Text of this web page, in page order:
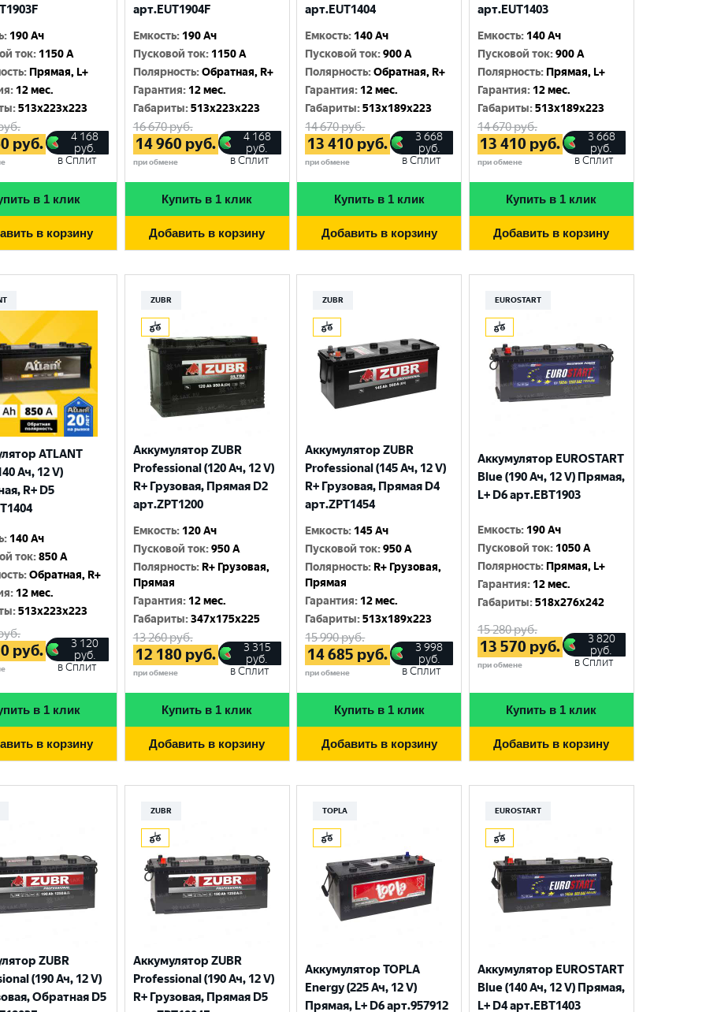
: 190 Ач
ток: 1150 A
: Прямая, L+
: 12 мес.
:513x223x223
руб.
4 168
руб.
в Сплит
в 1 клик
в корзину
арт.EUT1904F
Емкость: 190 Ач
Пусковой ток: 1150 A
Полярность:Обратная, R+
Гарантия: 12 мес.
Габариты:513x223x223
16 670руб.
14 960 руб.
при обмене
4 168
руб.
в Сплит
Купить в 1 клик
Добавить в корзину
арт.EUT1404
Емкость: 140 Ач
Пусковой ток:900 A
Полярность:Обратная, R+
Гарантия: 12 мес.
Габариты:513x189x223
14 670руб.
13 410 руб.
при обмене
3 668
руб.
в Сплит
Купить в 1 клик
Добавить в корзину
арт.EUT1403
Емкость: 140 Ач
Пусковой ток:900 A
Полярность: Прямая, L+
Гарантия: 12 мес.
Габариты:513x189x223
14 670руб.
13 410 руб.
при обмене
3 668
руб.
в Сплит
Купить в 1 клик
Добавить в корзину
ATLANT
Ач, 12 V)
R+ D5
: 140 Ач
ток:850 A
:Обратная, R+
: 12 мес.
:513x223x223
руб.
3 120
руб.
в Сплит
в 1 клик
в корзину
ZUBR
Аккумулятор ZUBR
Professional (120 Ач, 12 V)
R+ Грузовая, Прямая D2
арт.ZPT1200
Емкость: 120 Ач
Пусковой ток:950 A
Полярность: R+ Грузовая,
Прямая
Гарантия: 12 мес.
Габариты:347x175x225
13 260руб.
12 180 руб.
при обмене
3 315
руб.
в Сплит
Купить в 1 клик
Добавить в корзину
ZUBR
Аккумулятор ZUBR
Professional (145 Ач, 12 V)
R+ Грузовая, Прямая D4
арт.ZPT1454
Емкость: 145 Ач
Пусковой ток:950 A
Полярность: R+ Грузовая,
Прямая
Гарантия: 12 мес.
Габариты:513x189x223
15 990руб.
14 685 руб.
при обмене
3 998
руб.
в Сплит
Купить в 1 клик
Добавить в корзину
EUROSTART
Аккумулятор EUROSTART
Blue (190 Ач, 12 V) Прямая,
L+ D6 арт.EBT1903
Емкость: 190 Ач
Пусковой ток: 1050 A
Полярность: Прямая, L+
Гарантия: 12 мес.
Габариты:518x276x242
15 280руб.
13 570 руб.
при обмене
3 820
руб.
в Сплит
Купить в 1 клик
Добавить в корзину
ZUBR
(190 Ач, 12 V)
Обратная D5
ZUBR
Аккумулятор ZUBR
Professional (190 Ач, 12 V)
R+ Грузовая, Прямая D5
TOPLA
Аккумулятор TOPLA
Energy (225 Ач, 12 V)
Прямая, L+ D6 арт.957912
EUROSTART
Аккумулятор EUROSTART
Blue (140 Ач, 12 V) Прямая,
L+ D4 арт.EBT1403